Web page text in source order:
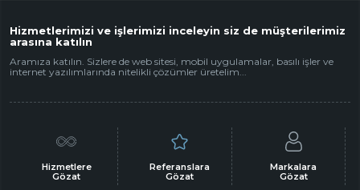
Hizmetlerimizi ve işlerimizi inceleyin siz de müşterilerimiz
arasına katılın
Aramıza katılın. Sizlere de web sitesi, mobil uygulamalar, basılı işler ve
internet yazılımlarında nitelikli çözümler üretelim...
Hizmetlere
Gözat
Referanslara
Gözat
Markalara
Gözat